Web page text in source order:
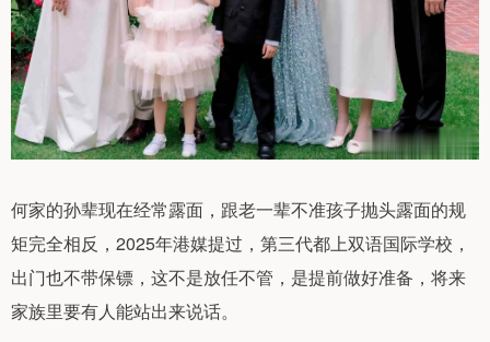
何家的孙辈现在经常露面，跟老一辈不准孩子抛头露面的规
矩完全相反，2025年港媒提过，第三代都上双语国际学校，
出门也不带保镖，这不是放任不管，是提前做好准备，将来
家族里要有人能站出来说话。